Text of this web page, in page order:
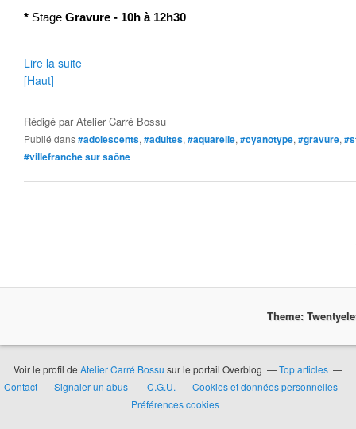
* Stage Gravure - 10h à 12h30
Lire la suite
[Haut]
Rédigé parAtelier Carré Bossu
Publié dans#adolescents, #adultes, #aquarelle, #cyanotype, #gravure,
#villefranche sur saône
Theme:
Voir le profil de Atelier Carré Bossu sur le portail Overblog
Top articles
Contact
Signaler un abus C.G.U.
Cookies et données personnelles
Préférences cookies